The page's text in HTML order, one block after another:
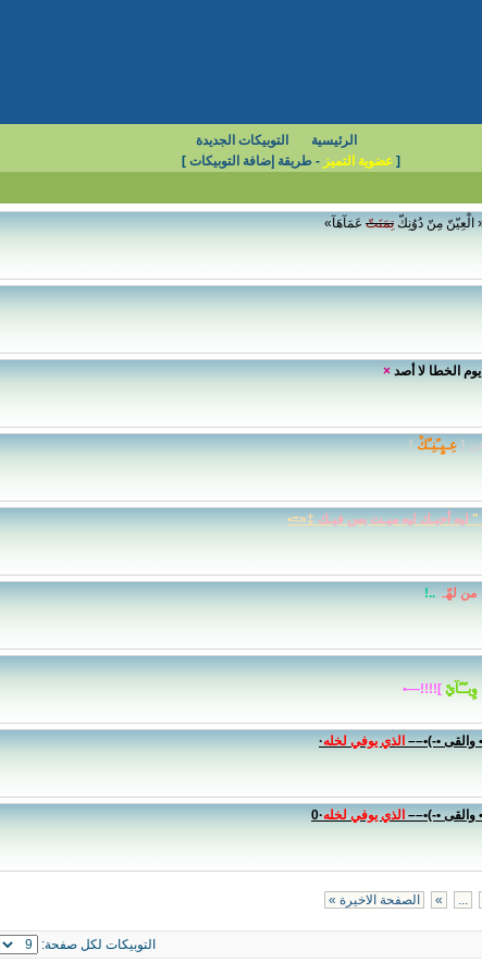
الرئيسية
التوبيكات الجديدة
[ عضوية التميز - طريقة إضافة التوبيكات ]
مِنّ دُوُنِكّتِمَنَتّعَمَآهَآ»
يوم الخطا لا أصد×
عن [عِـيٍـًنِـّكْ]
"ليه أحبـك ليه ميـت بس فيـك‡«=•
من لهّہ..!
وٍيـًـًآيْ]!!!!—•
والقى •-)•–– الذي يوفي لخله·
والقى •-)•–– الذي يوفي لخله·0
...
» الصفحة الاخيرة »
التوبيكات لكل صفحة: